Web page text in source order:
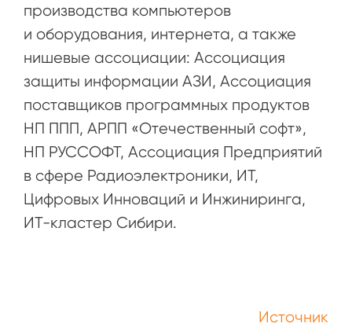
производства компьютеров
и оборудования, интернета, а также
нишевые ассоциации: Ассоциация
защиты информации АЗИ, Ассоциация
поставщиков программных продуктов
НП ППП, АРПП «Отечественный софт»,
НП РУССОФТ, Ассоциация Предприятий
в сфере Радиоэлектроники, ИТ,
Цифровых Инноваций и Инжиниринга,
ИТ-кластер Сибири.
Источник